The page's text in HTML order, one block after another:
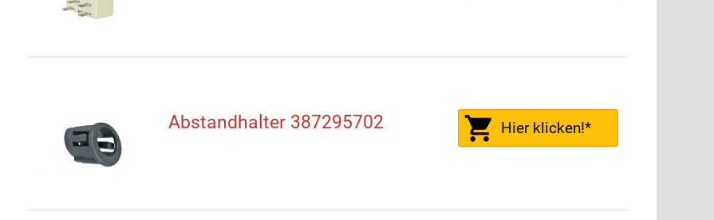
Abstandhalter 387295702 Hier klicken!*